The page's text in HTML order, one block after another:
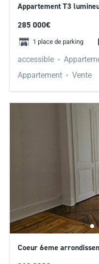
Appartement T3
285 000€
1 place de parking
accessible
Appartement
Vente
Coeur 6eme